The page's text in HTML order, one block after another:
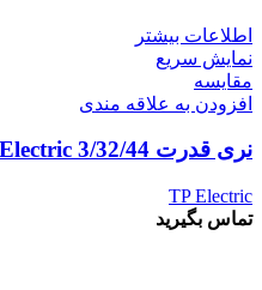
اطلاعات بیشتر
نمایش سریع
مقايسه
افزودن به علاقه مندی
نری قدرت 3/32/44 TP Electric
TP Electric
تماس بگیرید